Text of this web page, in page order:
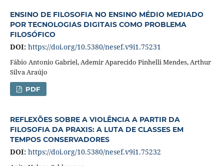
ENSINO DE FILOSOFIA NO ENSINO MÉDIO MEDIADO
POR TECNOLOGIAS DIGITAIS COMO PROBLEMA
FILOSÓFICO
DOI: https://doi.org/10.5380/nesef.v9i1.75231
Fábio Antonio Gabriel, Ademir Aparecido Pinhelli Mendes, Arthur
Silva Araújo
PDF
REFLEXÕES SOBRE A VIOLÊNCIA A PARTIR DA
FILOSOFIA DA PRAXIS: A LUTA DE CLASSES EM
TEMPOS CONSERVADORES
DOI: https://doi.org/10.5380/nesef.v9i1.75232